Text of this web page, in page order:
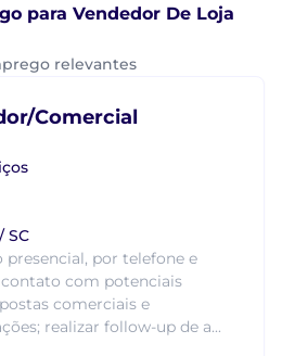
para Vendedor De Loja
relevantes
Comercial
SC
por telefone e
com potenciais
comerciais e
realizar follow-up de a...